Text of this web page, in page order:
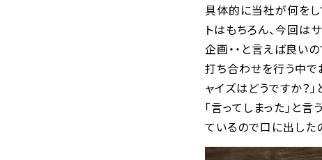
具体的に当社が何をし
トはもちろん、今回は
企画・・と言えば良いの
打ち合わせを行う中で
ャイズはどうですか？」
「言ってしまった」と
ているので口に出したの